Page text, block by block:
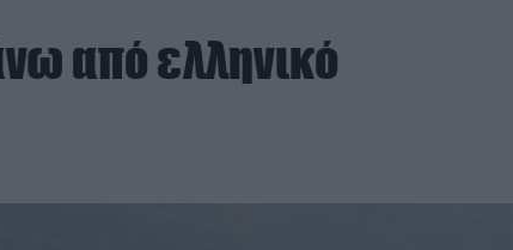
από ελληνικό